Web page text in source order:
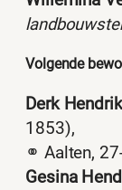
Volgende
Derk
1853),
⚭ Aalten,
Gesina